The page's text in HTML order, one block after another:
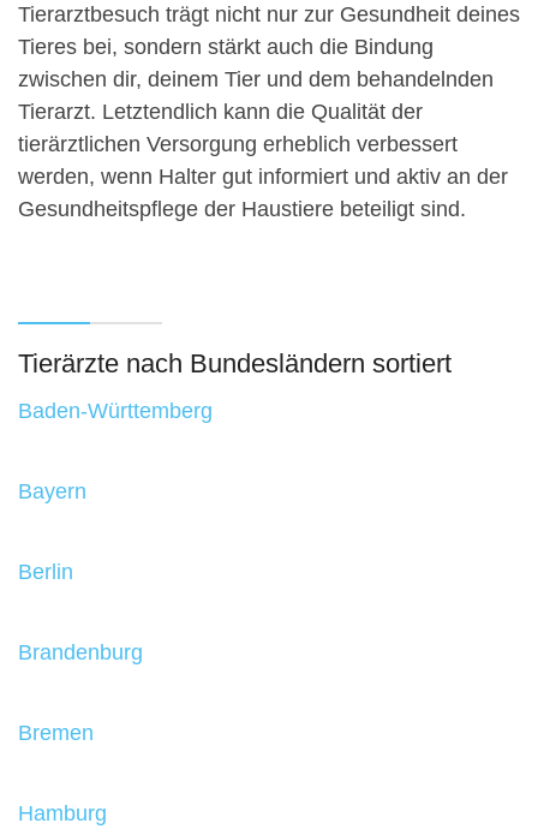
Tierarztbesuch trägt nicht nur zur Gesundheit deines
Tieres bei, sondern stärkt auch die Bindung
zwischen dir, deinem Tier und dem behandelnden
Tierarzt. Letztendlich kann die Qualität der
tierärztlichen Versorgung erheblich verbessert
werden, wenn Halter gut informiert und aktiv an der
Gesundheitspflege der Haustiere beteiligt sind.
Tierärzte nach Bundesländern sortiert
Baden-Württemberg
Bayern
Berlin
Brandenburg
Bremen
Hamburg